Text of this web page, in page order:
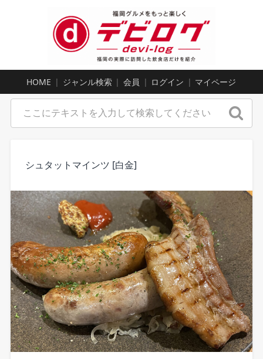
HOME ジャンル検索 会員 ログイン マイページ
シュタットマインツ [白金]